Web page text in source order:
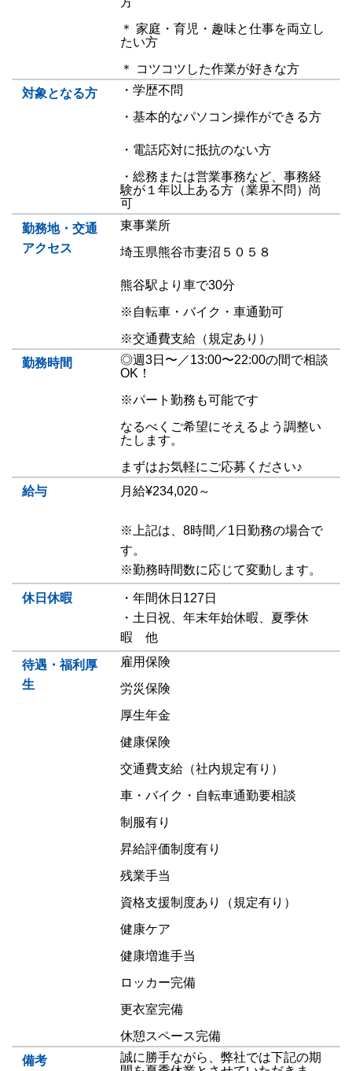
＊ 家庭・育児・趣味と仕事を両立し
たい方
＊ コツコツした作業が好きな方
対象となる方
・学歴不問
・基本的なパソコン操作ができる方
・電話応対に抵抗のない方
・総務または営業事務など、事務経
験が１年以上ある方（業界不問）尚
可
勤務地・交通
アクセス
東事業所
埼玉県熊谷市妻沼５０５８
熊谷駅より車で30分
※自転車・バイク・車通勤可
※交通費支給（規定あり）
勤務時間
◎週3日〜／13:00〜22:00の間で相談
OK！
※パート勤務も可能です
なるべくご希望にそえるよう調整い
たします。
まずはお気軽にご応募ください♪
給与
月給¥234,020～
※上記は、8時間／1日勤務の場合で
す。
※勤務時間数に応じて変動します。
休日休暇
・年間休日127日
・土日祝、年末年始休暇、夏季休
暇 他
待遇・福利厚
生
雇用保険
労災保険
厚生年金
健康保険
交通費支給（社内規定有り）
車・バイク・自転車通勤要相談
制服有り
昇給評価制度有り
残業手当
資格支援制度あり（規定有り）
健康ケア
健康増進手当
ロッカー完備
更衣室完備
休憩スペース完備
備考
誠に勝手ながら、弊社では下記の期